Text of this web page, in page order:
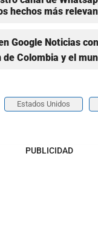
hechos más
Google Noticias
Colombia y el
Estados Unidos
PUBLICIDAD